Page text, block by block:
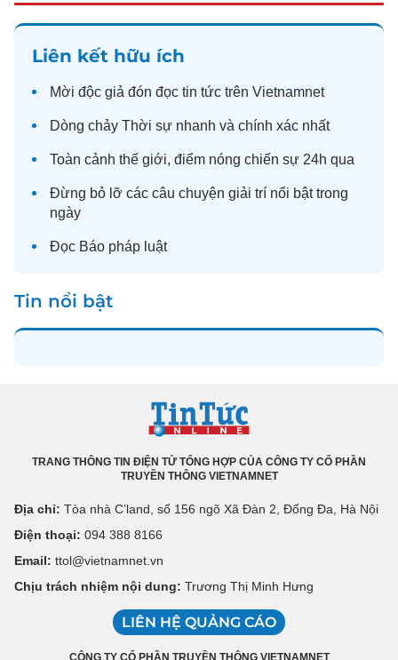
Liên kết hữu ích
Mời độc giả đón đọc tin tức trên Vietnamnet
Dòng chảy Thời sự nhanh và chính xác nhất
Toàn cảnh thế giới, điểm nóng chiến sự 24h qua
Đừng bỏ lỡ các câu chuyện giải trí nổi bật trong
ngày
Đọc Báo pháp luật
Tin nổi bật
TRANG THÔNG TIN ĐIỆN TỬ TỔNG HỢP CỦA CÔNG TY CỔ PHẦN
TRUYỀN THÔNG VIETNAMNET
Địa chỉ: Tòa nhà C’land, số 156 ngõ Xã Đàn 2, Đống Đa, Hà Nội
Điện thoại: 094 388 8166
Email: ttol@vietnamnet.vn
Chịu trách nhiệm nội dung: Trương Thị Minh Hưng
LIÊN HỆ QUẢNG CÁO
CÔNG TY CỔ PHẦN TRUYỀN THÔNG VIETNAMNET